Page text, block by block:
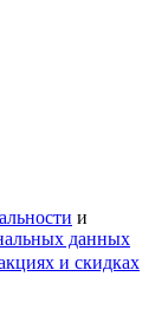
и
данных
и скидках